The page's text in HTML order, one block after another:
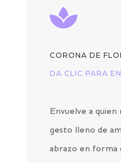

CORONA DE
DA CLIC PARA
Envuelve a quien
gesto lleno de
abrazo en forma